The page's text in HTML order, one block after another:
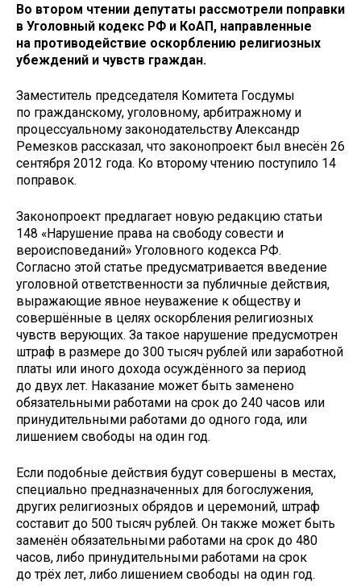
Во втором чтении депутаты рассмотрели поправки
в Уголовный кодекс РФ и КоАП, направленные
на противодействие оскорблению религиозных
убеждений и чувств граждан.
Заместитель председателя Комитета Госдумы
по гражданскому, уголовному, арбитражному и
процессуальному законодательству Александр
Ремезков рассказал, что законопроект был внесён 26
сентября 2012 года. Ко второму чтению поступило 14
поправок.
Законопроект предлагает новую редакцию статьи
148 «Нарушение права на свободу совести и
вероисповеданий» Уголовного кодекса РФ.
Согласно этой статье предусматривается введение
уголовной ответственности за публичные действия,
выражающие явное неуважение к обществу и
совершённые в целях оскорбления религиозных
чувств верующих. За такое нарушение предусмотрен
штраф в размере до 300 тысяч рублей или заработной
платы или иного дохода осуждённого за период
до двух лет. Наказание может быть заменено
обязательными работами на срок до 240 часов или
принудительными работами до одного года, или
лишением свободы на один год.
Если подобные действия будут совершены в местах,
специально предназначенных для богослужения,
других религиозных обрядов и церемоний, штраф
составит до 500 тысяч рублей. Он также может быть
заменён обязательными работами на срок до 480
часов, либо принудительными работами на срок
до трёх лет, либо лишением свободы на один год.